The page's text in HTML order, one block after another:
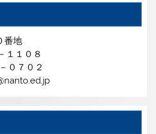
番地
１０８
０７０２